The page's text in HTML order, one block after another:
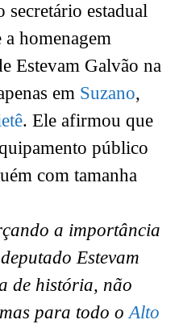
secretário estadual
a homenagem
Estevam Galvão na
em Suzano,
. Ele afirmou que
público
com tamanha
a importância
Estevam
de história, não
para todo oAlto